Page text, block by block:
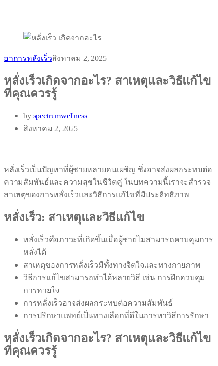
อาการหลั่งเร็วสิงหาคม 2, 2025
หลั่งเร็วเกิดจากอะไร? สาเหตุและวิธีแก้ไข
ที่คุณควรรู้
by spectrumwellness
สิงหาคม 2, 2025
หลั่งเร็วเป็นปัญหาที่ผู้ชายหลายคนเผชิญ ซึ่งอาจส่งผลกระทบต่อ
ความสัมพันธ์และความสุขในชีวิตคู่ ในบทความนี้เราจะสำรวจ
สาเหตุของการหลั่งเร็วและวิธีการแก้ไขที่มีประสิทธิภาพ
หลั่งเร็ว: สาเหตุและวิธีแก้ไข
หลั่งเร็วคือภาวะที่เกิดขึ้นเมื่อผู้ชายไม่สามารถควบคุมการ
หลั่งได้
สาเหตุของการหลั่งเร็วมีทั้งทางจิตใจและทางกายภาพ
วิธีการแก้ไขสามารถทำได้หลายวิธี เช่น การฝึกควบคุม
การหายใจ
การหลั่งเร็วอาจส่งผลกระทบต่อความสัมพันธ์
การปรึกษาแพทย์เป็นทางเลือกที่ดีในการหาวิธีการรักษา
หลั่งเร็วเกิดจากอะไร? สาเหตุและวิธีแก้ไข
ที่คุณควรรู้